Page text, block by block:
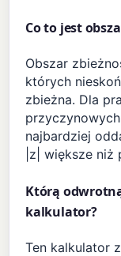
Co to jest
Obszar
których
zbieżna. Dla
najbardziej
|z| większe niż
Którą
kalkulator?
Ten kalkulator